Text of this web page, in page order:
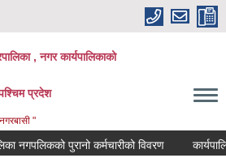
, नगर कार्यपालिकाको
प्रदेश
"
बडीमालिका नगपलिकको पुरानो कर्मचारीको विवरण